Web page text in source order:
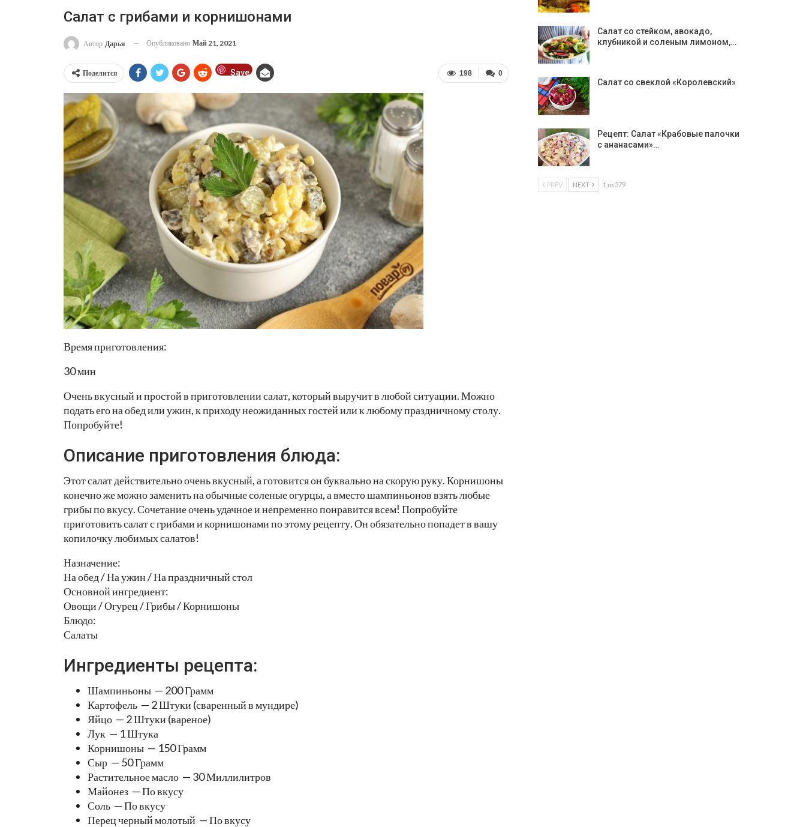
Салат с грибами и корнишонами
Автор Дарья Опубликовано Май 21, 2021
0
198
Поделится Save
Время приготовления:
30 мин
Очень вкусный и простой в приготовлении салат, который выручит в любой ситуации. Можно
подать его на обед или ужин, к приходу неожиданных гостей или к любому праздничному столу.
Попробуйте!
Описание приготовления блюда:
Этот салат действительно очень вкусный, а готовится он буквально на скорую руку. Корнишоны
конечно же можно заменить на обычные соленые огурцы, а вместо шампиньонов взять любые
грибы по вкусу. Сочетание очень удачное и непременно понравится всем! Попробуйте
приготовить салат с грибами и корнишонами по этому рецепту. Он обязательно попадет в вашу
копилочку любимых салатов!
Назначение:
На обед / На ужин / На праздничный стол
Основной ингредиент:
Овощи / Огурец / Грибы / Корнишоны
Блюдо:
Салаты
Ингредиенты рецепта:
Шампиньоны — 200 Грамм
Картофель — 2 Штуки (сваренный в мундире)
Яйцо — 2 Штуки (вареное)
Лук — 1 Штука
Корнишоны — 150 Грамм
Сыр — 50 Грамм
Растительное масло — 30 Миллилитров
Майонез — По вкусу
Соль — По вкусу
Перец черный молотый — По вкусу
Салат со стейком, авокадо,
клубникой и соленым лимоном,…
Салат со свеклой «Королевский»
Рецепт: Салат «Крабовые палочки
с ананасами»…
PREV NEXT 1 из 579